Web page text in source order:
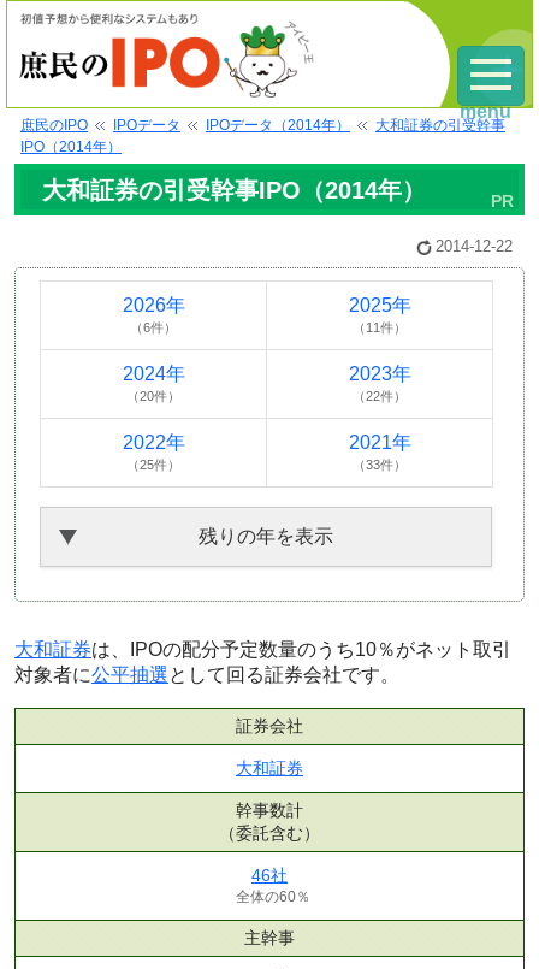
庶民のIPO IPOデータ IPOデータ（2014年）
大和証券の引受幹事
IPO（2014年）
大和証券の引受幹事IPO（2014年）
2014-12-22
2026年
（6件）
2025年
（11件）
2024年
（20件）
2023年
（22件）
2022年
（25件）
2021年
（33件）
残りの年を表示
大和証券は、IPOの配分予定数量のうち10％がネット取引
対象者に公平抽選として回る証券会社です。
証券会社
大和証券
幹事数計
（委託含む）
46社
全体の60％
主幹事
menu